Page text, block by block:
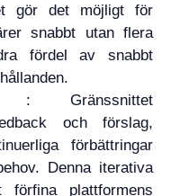
gör det möjligt för
snabbt utan flera
fördel av snabbt
Gränssnittet
och förslag,
förbättringar
Denna iterativa
plattformens